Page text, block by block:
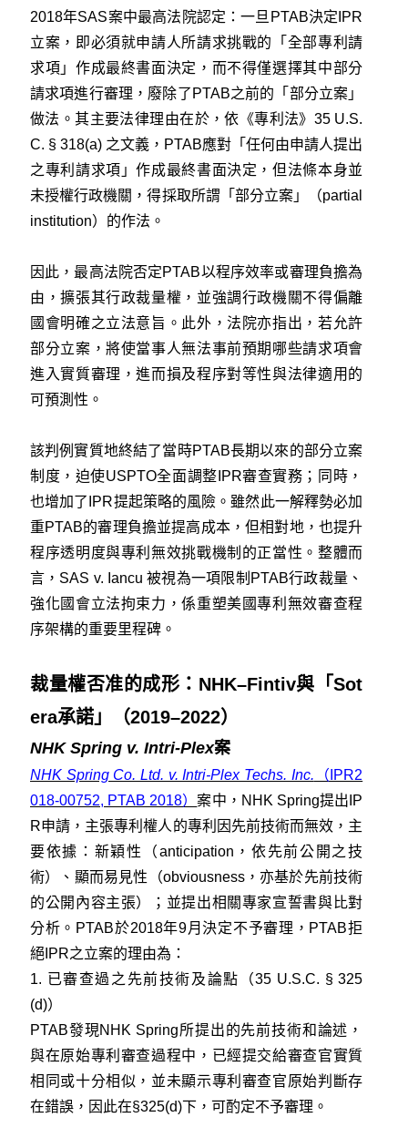
2018年SAS案中最高法院認定：一旦PTAB決定IPR
立案，即必須就申請人所請求挑戰的「全部專利請
求項」作成最終書面決定，而不得僅選擇其中部分
請求項進行審理，廢除了PTAB之前的「部分立案」
做法。其主要法律理由在於，依《專利法》35 U.S.
C. § 318(a) 之文義，PTAB應對「任何由申請人提出
之專利請求項」作成最終書面決定，但法條本身並
未授權行政機關，得採取所謂「部分立案」（partial
institution）的作法。
因此，最高法院否定PTAB以程序效率或審理負擔為
由，擴張其行政裁量權，並強調行政機關不得偏離
國會明確之立法意旨。此外，法院亦指出，若允許
部分立案，將使當事人無法事前預期哪些請求項會
進入實質審理，進而損及程序對等性與法律適用的
可預測性。
該判例實質地終結了當時PTAB長期以來的部分立案
制度，迫使USPTO全面調整IPR審查實務；同時，
也增加了IPR提起策略的風險。雖然此一解釋勢必加
重PTAB的審理負擔並提高成本，但相對地，也提升
程序透明度與專利無效挑戰機制的正當性。整體而
言，SAS v. Iancu 被視為一項限制PTAB行政裁量、
強化國會立法拘束力，係重塑美國專利無效審查程
序架構的重要里程碑。
裁量權否准的成形：NHK–Fintiv與「Sot
era承諾」（2019–2022）
NHK Spring v. Intri-Plex案
NHK Spring Co. Ltd. v. Intri-Plex Techs. Inc. （IPR2
018-00752, PTAB 2018）案中，NHK Spring提出IP
R申請，主張專利權人的專利因先前技術而無效，主
要依據：新穎性（anticipation，依先前公開之技
術）、顯而易見性（obviousness，亦基於先前技術
的公開內容主張）；並提出相關專家宣誓書與比對
分析。PTAB於2018年9月決定不予審理，PTAB拒
絕IPR之立案的理由為：
1. 已審查過之先前技術及論點（35 U.S.C. § 325
(d)）
PTAB發現NHK Spring所提出的先前技術和論述，
與在原始專利審查過程中，已經提交給審查官實質
相同或十分相似，並未顯示專利審查官原始判斷存
在錯誤，因此在§325(d)下，可酌定不予審理。